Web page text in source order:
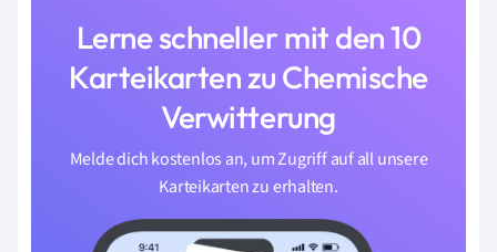
Lerne schneller mit den 10
Karteikarten zu Chemische
Verwitterung
Melde dich kostenlos an, um Zugriff auf all unsere
Karteikarten zu erhalten.